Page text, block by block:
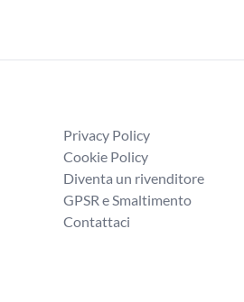
Privacy Policy
Cookie Policy
Diventa un rivenditore
GPSR e Smaltimento
Contattaci